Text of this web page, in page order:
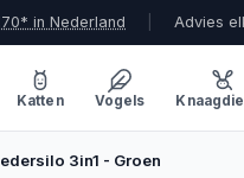
in Nederland Advies
Katten Vogels
3in1 - Groen